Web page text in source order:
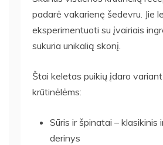
padarė vakarienę šedevru. Jie
eksperimentuoti su įvairiais
sukuria unikalią skonį.
Štai keletas puikių įdaro
krūtinėlėms:
Sūris ir špinatai – klasikinis
derinys